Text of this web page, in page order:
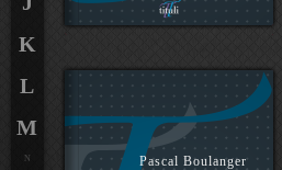
Pascal Boulanger
K
L
M
N